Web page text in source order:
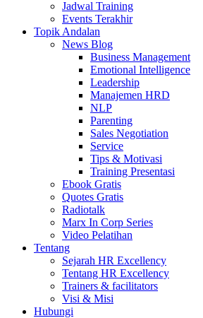
Jadwal Training
Events Terakhir
Topik Andalan
News Blog
Business Management
Emotional Intelligence
Leadership
Manajemen HRD
NLP
Parenting
Sales Negotiation
Service
Tips & Motivasi
Training Presentasi
Ebook Gratis
Quotes Gratis
Radiotalk
Marx In Corp Series
Video Pelatihan
Tentang
Sejarah HR Excellency
Tentang HR Excellency
Trainers & facilitators
Visi & Misi
Hubungi